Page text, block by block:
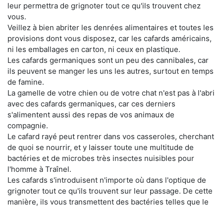
leur permettra de grignoter tout ce qu'ils trouvent chez
vous.
Veillez à bien abriter les denrées alimentaires et toutes les
provisions dont vous disposez, car les cafards américains,
ni les emballages en carton, ni ceux en plastique.
Les cafards germaniques sont un peu des cannibales, car
ils peuvent se manger les uns les autres, surtout en temps
de famine.
La gamelle de votre chien ou de votre chat n'est pas à l'abri
avec des cafards germaniques, car ces derniers
s'alimentent aussi des repas de vos animaux de
compagnie.
Le cafard rayé peut rentrer dans vos casseroles, cherchant
de quoi se nourrir, et y laisser toute une multitude de
bactéries et de microbes très insectes nuisibles pour
l'homme à Traînel.
Les cafards s'introduisent n'importe où dans l'optique de
grignoter tout ce qu'ils trouvent sur leur passage. De cette
manière, ils vous transmettent des bactéries telles que le